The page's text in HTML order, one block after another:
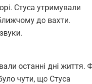
Стуса утримували
до вахти.
останні дні життя.
чути, що Стуса